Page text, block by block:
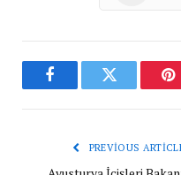
FacebookTwitter
PREVIOUS